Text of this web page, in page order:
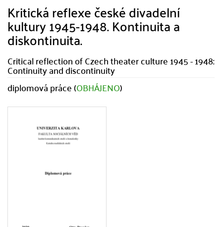
Kritická reflexe české divadelní
kultury 1945-1948. Kontinuita a
diskontinuita.
Critical reflection of Czech theater culture 1945 - 1948:
Continuity and discontinuity
diplomová práce (OBHÁJENO)